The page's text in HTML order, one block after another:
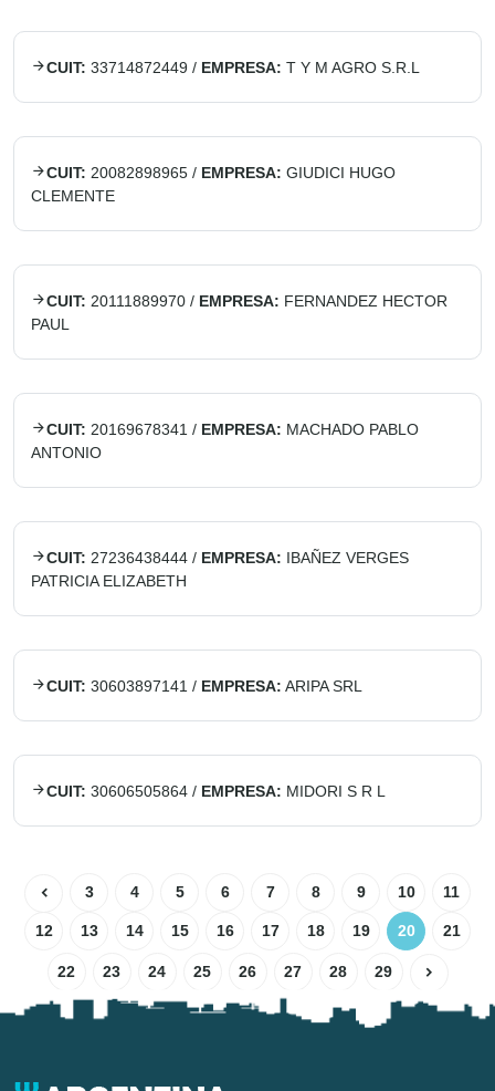
CUIT: 33714872449 / EMPRESA: T Y M AGRO S.R.L
CUIT: 20082898965 / EMPRESA: GIUDICI HUGO
CLEMENTE
CUIT: 20111889970 / EMPRESA: FERNANDEZ HECTOR
PAUL
CUIT: 20169678341 / EMPRESA: MACHADO PABLO
ANTONIO
CUIT: 27236438444 / EMPRESA: IBAÑEZ VERGES
PATRICIA ELIZABETH
CUIT: 30603897141 / EMPRESA: ARIPA SRL
CUIT: 30606505864 / EMPRESA: MIDORI S R L
3 4 5 6 7 8 9 10 11
12 13 14 15 16 17 18 19 20 21
22 23 24 25 26 27 28 29